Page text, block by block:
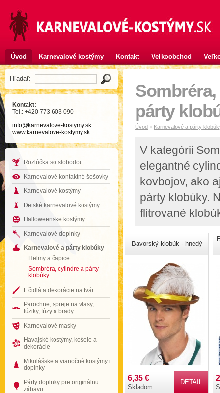
Úvod Karnevalové kostýmy Kontakt Veľkoobchod
Hľadať:
Kontakt:
Tel.: +420 773 603 090
info@karnevalove-kostymy.sk
www.karnevalove-kostymy.sk
Rozlúčka so slobodou
Karnevalové kontaktné šošovky
Karnevalové kostýmy
Detské karnevalové kostýmy
Halloweenske kostýmy
Karnevalové doplnky
Karnevalové a párty klobúky
Helmy a čapice
Sombréra, cylindre a párty
klobúky
Líčidlá a dekorácie na tvár
Parochne, spreje na vlasy,
fúziky, fúzy a brady
Karnevalové masky
Havajské kostýmy, košele a
dekorácie
Mikulášske a vianočné kostýmy i
doplnky
Párty doplnky pre originálnu
zábavu
párty
Úvod > Karnevalové a párty
V kategórii
elegantné
kovbojov, ako
párty klobúky.
flitrované
Bavorský klobúk - hnedý
DETAIL
6,35 €
Skladom